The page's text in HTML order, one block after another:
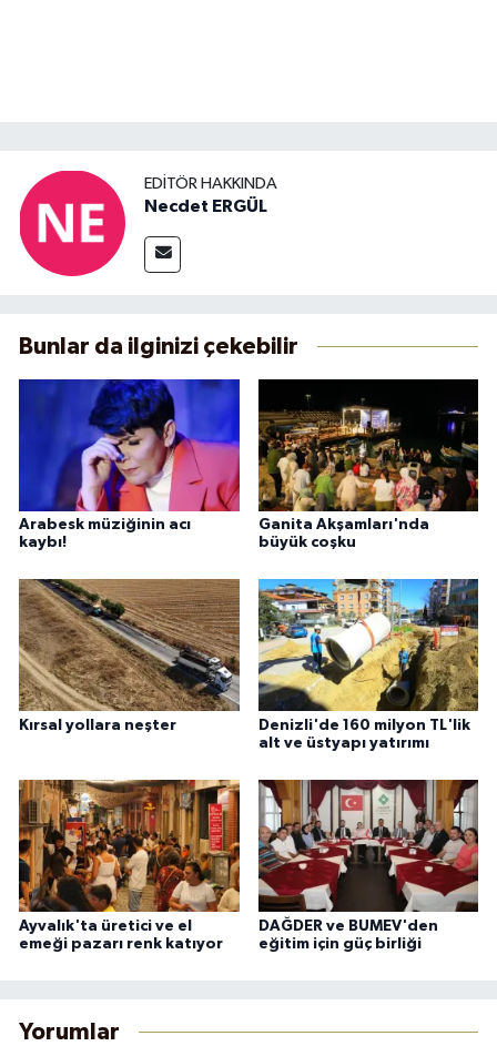
EDITÖR HAKKINDA
Necdet ERGÜL
Bunlar da ilginizi çekebilir
Arabesk müziğinin acı
kaybı!
Ganita Akşamları'nda
büyük coşku
Kırsal yollara neşter
Denizli'de 160 milyon TL'lik
alt ve üstyapı yatırımı
Ayvalık'ta üretici ve el
emeği pazarı renk katıyor
DAĞDER ve BUMEV'den
eğitim için güç birliği
Yorumlar